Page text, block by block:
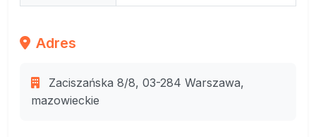
Adres
Zaciszańska 8/8, 03-284 Warszawa,
mazowieckie